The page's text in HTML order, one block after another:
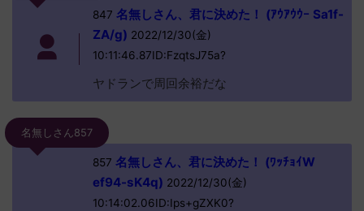
847 名無しさん、君に決めた！ (ｱｳｱｳｳｰ Sa1f-
ZA/g) 2022/12/30(金)
10:11:46.87ID:FzqtsJ75a?
ヤドランで周回余裕だな
名無しさん857
857 名無しさん、君に決めた！ (ﾜｯﾁｮｲW
ef94-sK4q) 2022/12/30(金)
10:14:02.06ID:Ips+gZXK0?